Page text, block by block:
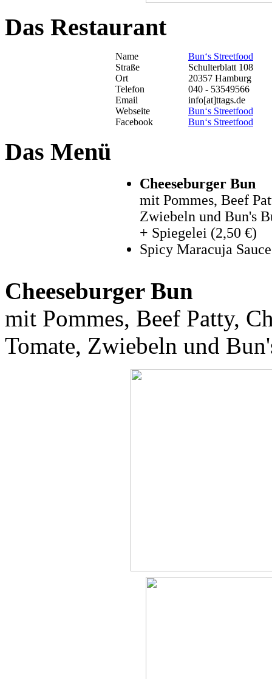
Das Restaurant
Name
Bun‘s Streetfood
Straße
Schulterblatt 108
Ort
20357 Hamburg
Telefon
040 - 53549566
Email
info[at]ttags.de
Webseite
Bun‘s Streetfood
Facebook
Bun‘s Streetfood
Das Menü
Cheeseburger Bun
mit Pommes, Beef
Zwiebeln und Bun's
+ Spiegelei (2,50 €)
Spicy Maracuja
Cheeseburger Bun
mit Pommes, Beef Patty,
Tomate, Zwiebeln und